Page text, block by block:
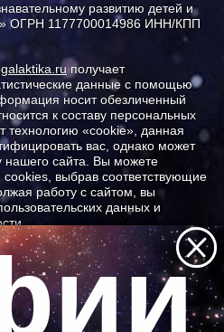
развитию детей и
» ОГРН 1177700014986 ИНН/КПП
получает
данные с помощью
носит обезличенный
к составу персональных
технологию «cookie», данная
вас, однако может
нашего сайта. Вы можете
cookies, выбрав соответствующие
работу с сайтом, вы
данных и